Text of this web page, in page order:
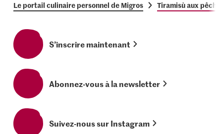
Le portail culinaire personnel de Migros Tiramisù aux
S’inscrire maintenant
Abonnez-vous à la newsletter
Suivez-nous sur Instagram